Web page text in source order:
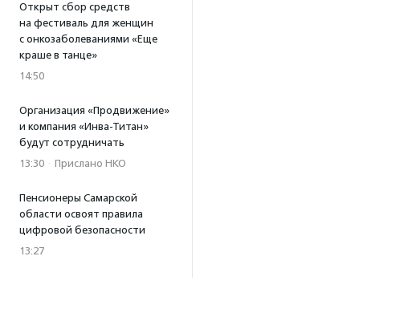
Открыт сбор средств
на фестиваль для женщин
с онкозаболеваниями «Еще
краше в танце»
14:50
Организация «Продвижение»
и компания «Инва-Титан»
будут сотрудничать
13:30 · Прислано НКО
Пенсионеры Самарской
области освоят правила
цифровой безопасности
13:27